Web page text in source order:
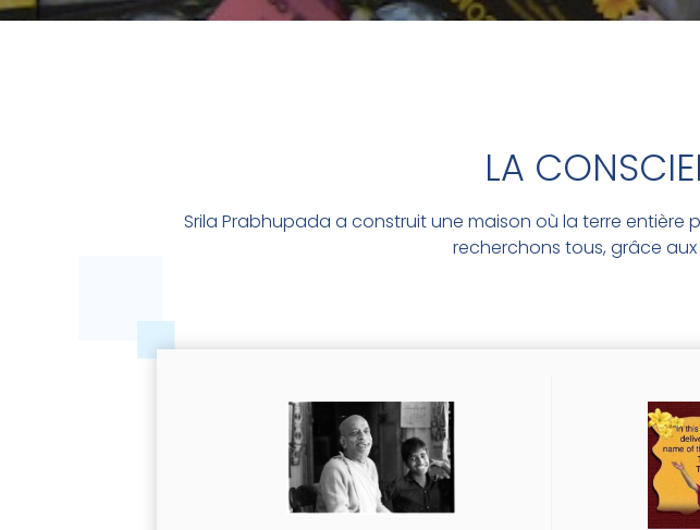
LA VACHE SACRÉE
LA
Srila Prabhupada a construit une maison où la terre
recherchons tous, grâce